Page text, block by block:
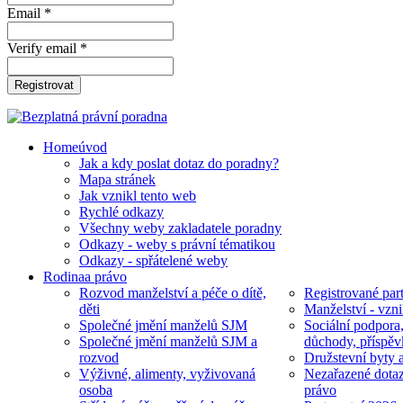
Email *
Verify email *
Registrovat
Homeúvod
Jak a kdy poslat dotaz do poradny?
Mapa stránek
Jak vznikl tento web
Rychlé odkazy
Všechny weby zakladatele poradny
Odkazy - weby s právní tématikou
Odkazy - spřátelené weby
Rodinaa právo
Rozvod manželství a péče o dítě,
děti
Společné jmění manželů SJM
Společné jmění manželů SJM a
rozvod
Výživné, alimenty, vyživovaná
osoba
Registrované
Manželství -
Sociální
důchody,
Družstevní byty
Nezařazené
právo